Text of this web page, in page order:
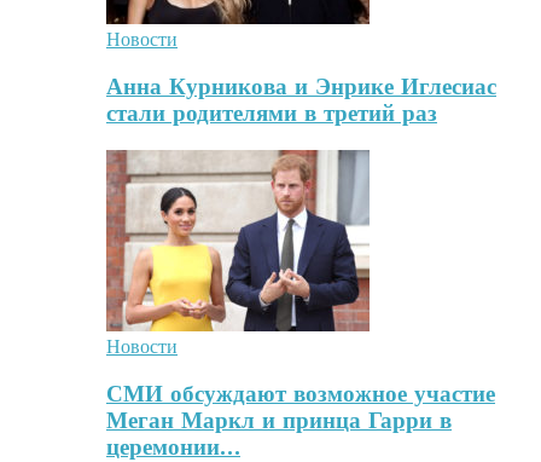
Новости
Анна Курникова и Энрике Иглесиас
стали родителями в третий раз
Новости
СМИ обсуждают возможное участие
Меган Маркл и принца Гарри в
церемонии…